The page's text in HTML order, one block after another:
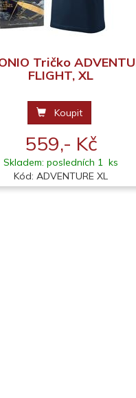
Tričko
FLIGHT, XL
Koupit
559,- Kč
Skladem: posledních 1 ks
Kód: ADVENTURE XL